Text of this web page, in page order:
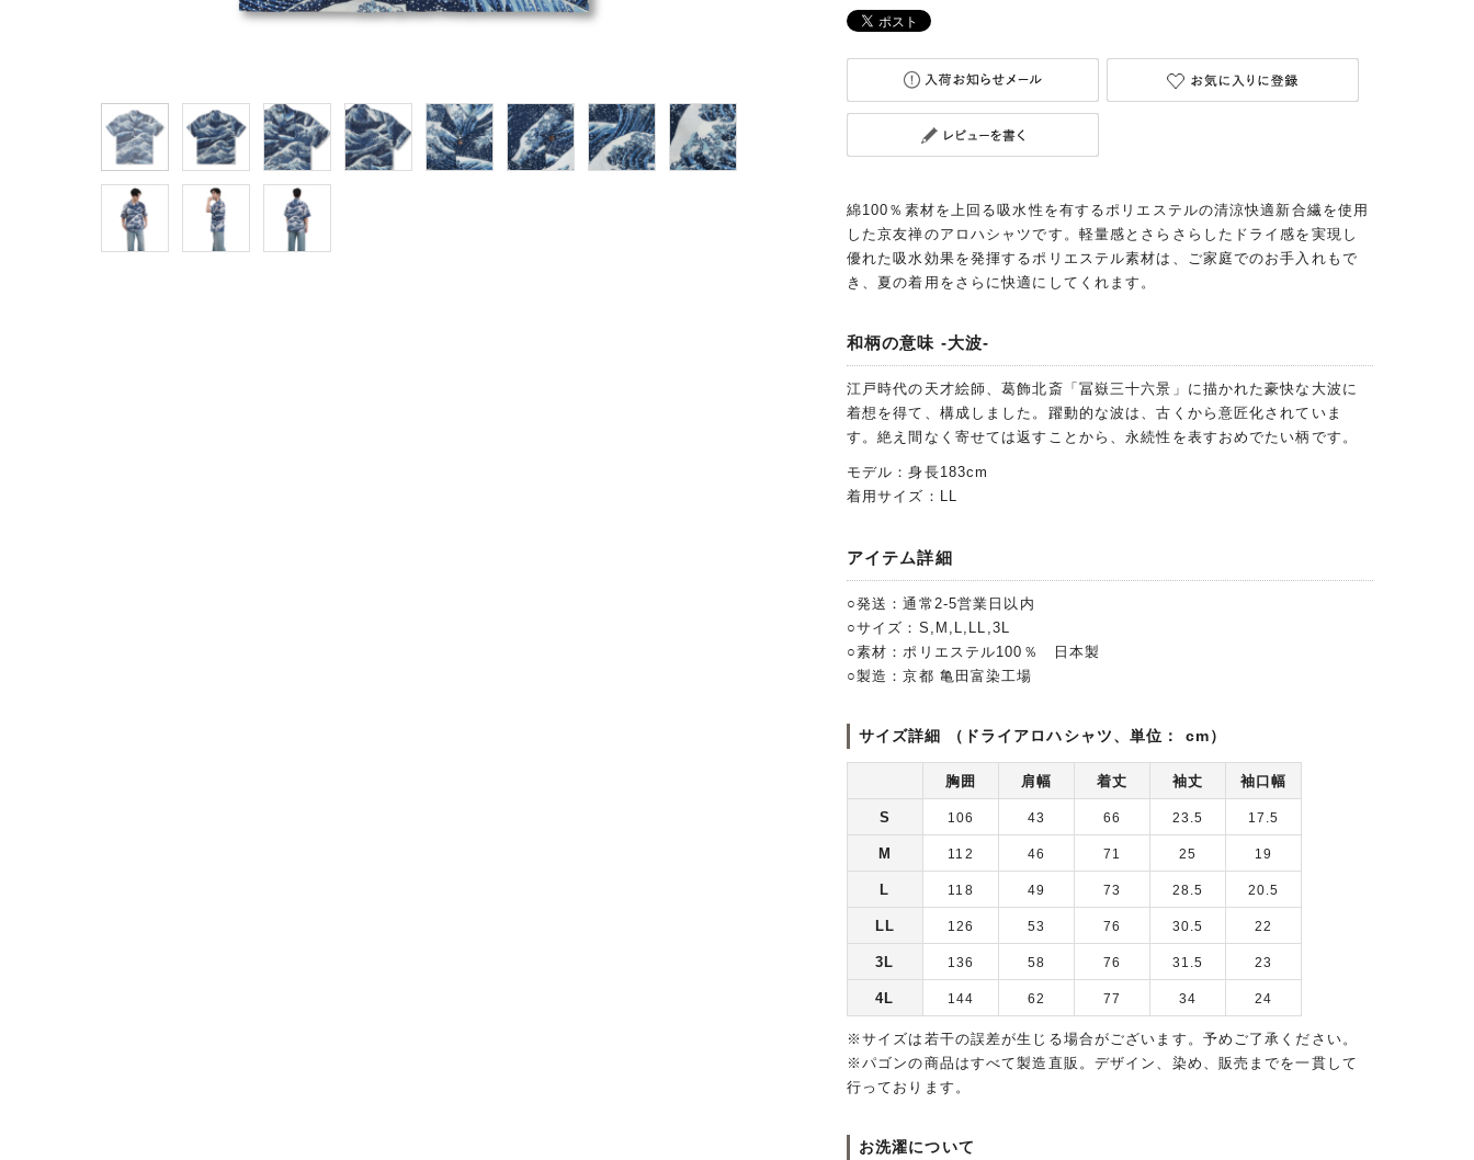
綿100％素材を上回る吸水性を有するポリエステルの清涼快適新合繊を使用
した京友禅のアロハシャツです。軽量感とさらさらしたドライ感を実現し
優れた吸水効果を発揮するポリエステル素材は、ご家庭でのお手入れもで
き、夏の着用をさらに快適にしてくれます。
和柄の意味 -大波-
江戸時代の天才絵師、葛飾北斎「冨嶽三十六景」に描かれた豪快な大波に
着想を得て、構成しました。躍動的な波は、古くから意匠化されていま
す。絶え間なく寄せては返すことから、永続性を表すおめでたい柄です。
モデル：身長183cm
着用サイズ：LL
アイテム詳細
○発送：通常2-5営業日以内
○サイズ：S,M,L,LL,3L
○素材：ポリエステル100％ 日本製
○製造：京都 亀田富染工場
サイズ詳細 （ドライアロハシャツ、単位： cm）
胸囲 肩幅 着丈 袖丈 袖口幅
S 106 43 66 23.5 17.5
M 112 46 71 25 19
L 118 49 73 28.5 20.5
LL 126 53 76 30.5 22
3L 136 58 76 31.5 23
4L 144 62 77 34 24
※サイズは若干の誤差が生じる場合がございます。予めご了承ください。
※パゴンの商品はすべて製造直販。デザイン、染め、販売までを一貫して
行っております。
お洗濯について